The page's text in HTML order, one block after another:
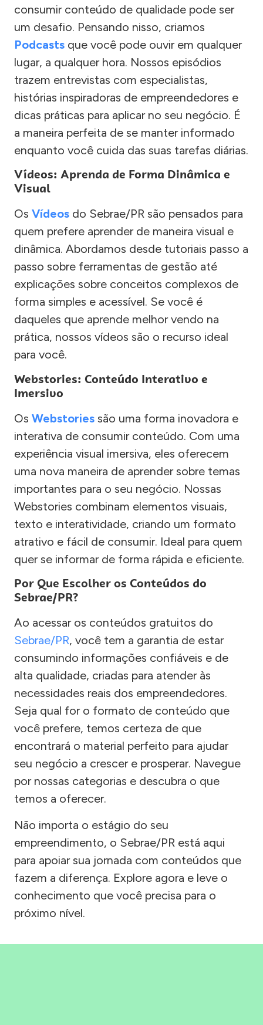
consumir conteúdo de qualidade pode ser
um desafio. Pensando nisso, criamos
Podcasts que você pode ouvir em qualquer
lugar, a qualquer hora. Nossos episódios
trazem entrevistas com especialistas,
histórias inspiradoras de empreendedores e
dicas práticas para aplicar no seu negócio. É
a maneira perfeita de se manter informado
enquanto você cuida das suas tarefas diárias.
Vídeos: Aprenda de Forma Dinâmica e
Visual
Os Vídeos do Sebrae/PR são pensados para
quem prefere aprender de maneira visual e
dinâmica. Abordamos desde tutoriais passo a
passo sobre ferramentas de gestão até
explicações sobre conceitos complexos de
forma simples e acessível. Se você é
daqueles que aprende melhor vendo na
prática, nossos vídeos são o recurso ideal
para você.
Webstories: Conteúdo Interativo e
Imersivo
Os Webstories são uma forma inovadora e
interativa de consumir conteúdo. Com uma
experiência visual imersiva, eles oferecem
uma nova maneira de aprender sobre temas
importantes para o seu negócio. Nossas
Webstories combinam elementos visuais,
texto e interatividade, criando um formato
atrativo e fácil de consumir. Ideal para quem
quer se informar de forma rápida e eficiente.
Por Que Escolher os Conteúdos do
Sebrae/PR?
Ao acessar os conteúdos gratuitos do
Sebrae/PR, você tem a garantia de estar
consumindo informações confiáveis e de
alta qualidade, criadas para atender às
necessidades reais dos empreendedores.
Seja qual for o formato de conteúdo que
você prefere, temos certeza de que
encontrará o material perfeito para ajudar
seu negócio a crescer e prosperar. Navegue
por nossas categorias e descubra o que
temos a oferecer.
Não importa o estágio do seu
empreendimento, o Sebrae/PR está aqui
para apoiar sua jornada com conteúdos que
fazem a diferença. Explore agora e leve o
conhecimento que você precisa para o
próximo nível.